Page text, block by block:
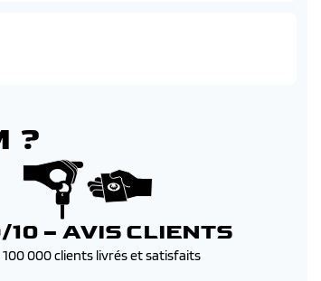
?
10 – AVIS CLIENTS
100 000 clients livrés et satisfaits